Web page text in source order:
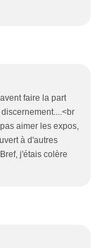
faire la part
aimer les expos,
à d'autres
j'étais colère